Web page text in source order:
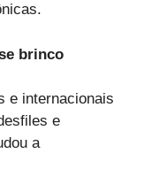
brinco
e internacionais
e
a